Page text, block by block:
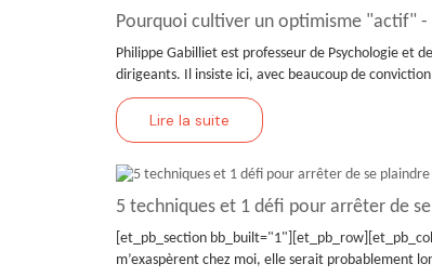
Pourquoi cultiver un optimisme "actif" -
Philippe Gabilliet est professeur de Psychologie et
dirigeants. Il insiste ici, avec beaucoup de
Lire la suite
5 techniques et 1 défi pour arrêter de
[et_pb_section
m’exaspèrent chez moi, elle serait probablement